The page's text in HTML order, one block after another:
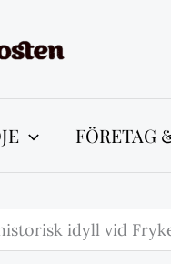
FÖRETAG
idyll vid